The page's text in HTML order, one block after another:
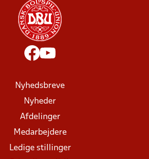
Nyhedsbreve
Nyheder
Afdelinger
Medarbejdere
Ledige stillinger